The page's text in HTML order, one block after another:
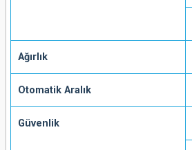
Ağırlık
Otomatik Aralık
Güvenlik